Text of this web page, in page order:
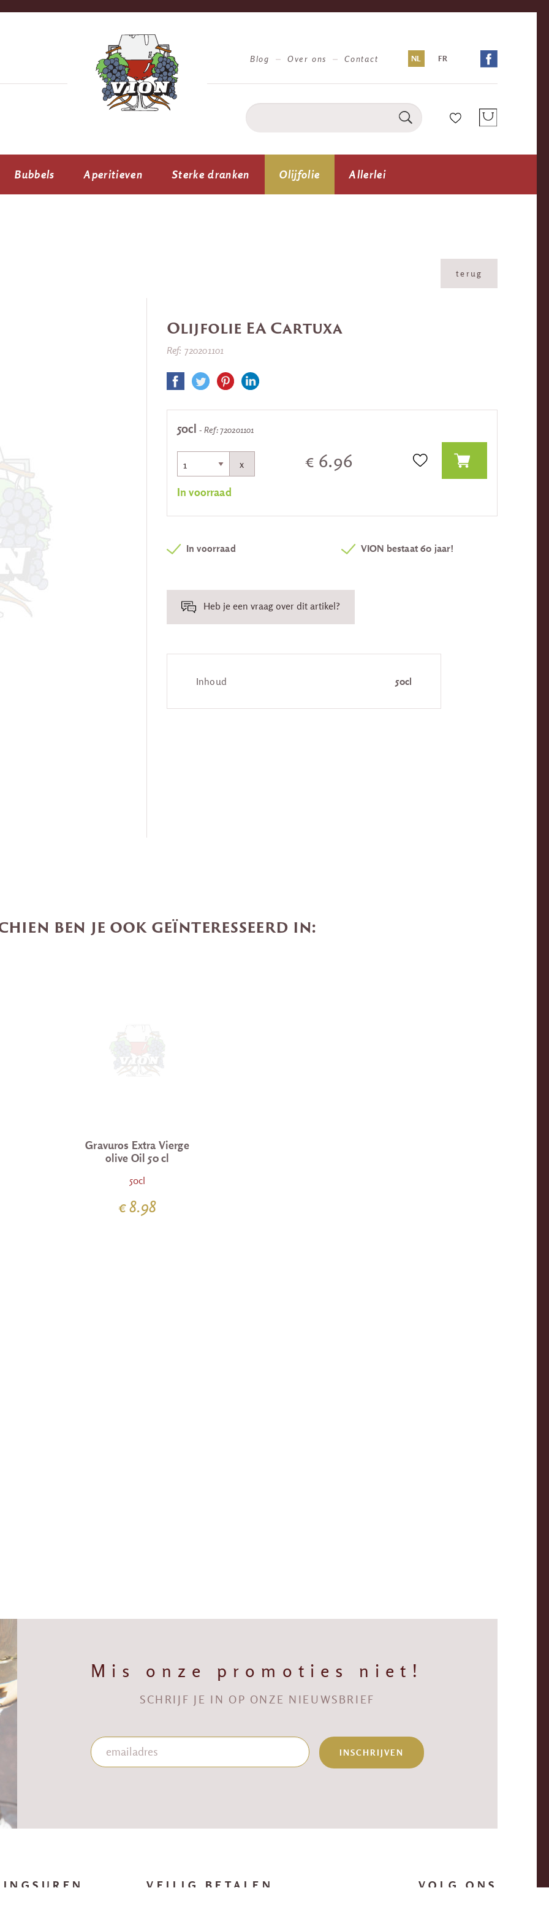
Blog Over ons Contact NL FR
Bubbels Aperitieven Sterke dranken Olijfolie Allerlei
terug
terug
Olijfolie EA Cartuxa
Ref: 720201101
50cl - Ref: 720201101
x € 6.96
In voorraad
In voorraad VION bestaat 60 jaar!
Heb je een vraag over dit artikel?
Inhoud 50cl
ben je ook geïnteresseerd in:
Gravuros Extra Vierge
olive Oil 50 cl
50cl
€ 8.98
Mis onze promoties niet!
SCHRIJF JE IN OP ONZE NIEUWSBRIEF
INSCHRIJVEN
VEILIG BETALEN VOLG ONS